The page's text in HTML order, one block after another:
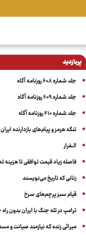
پربازدید
جلد شماره ۶۰۸ روزنامه آگاه
جلد شماره ۶۰۹ روزنامه آگاه
جلد شماره ۶۱۰ روزنامه آگاه
تنگه هرمز و پیام‌های بازدارنده ایران
الــفرار
فاصله زیاد قیمت توافقی تا هزینه
زنانی که تاریخ می‌نویسند
قیام سبز پرچم‌های سرخ
ترامپ در تله جنگ با ایران بدون
میراثی زنده که نیازمند صیانت و